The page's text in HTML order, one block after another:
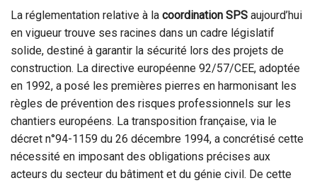
La réglementation relative à la coordination SPS aujourd’hui
en vigueur trouve ses racines dans un cadre législatif
solide, destiné à garantir la sécurité lors des projets de
construction. La directive européenne 92/57/CEE, adoptée
en 1992, a posé les premières pierres en harmonisant les
règles de prévention des risques professionnels sur les
chantiers européens. La transposition française, via le
décret n°94-1159 du 26 décembre 1994, a concrétisé cette
nécessité en imposant des obligations précises aux
acteurs du secteur du bâtiment et du génie civil. De cette